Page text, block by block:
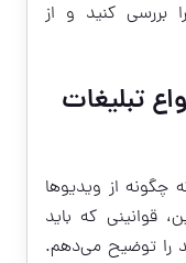
بررسی کنید و از
تبلیغات
از ویدیوها
قوانینی که باید
را توضیح می‌دهم.